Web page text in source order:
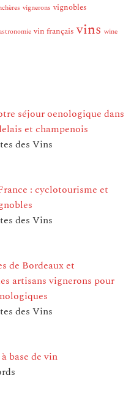
vignerons vignobles
vin français vins wine
séjour oenologique dans
et champenois
des Vins
: cyclotourisme et
des Vins
de Bordeaux et
artisans vignerons pour
des Vins
base de vin